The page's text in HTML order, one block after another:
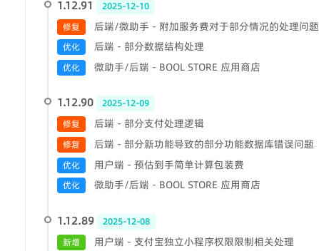
1.12.91
2025-12-10
修复
后端/微助手 - 附加服务费对于部分情况的处理问题
优化 后端 - 部分数据结构处理
优化 微助手/后端 - BOOL STORE 应用商店
1.12.90
2025-12-09
修复
后端 - 部分支付处理逻辑
修复 后端 - 部分新功能导致的部分功能数据库错误问题
优化 用户端 - 预估到手简单计算包装费
优化 微助手/后端 - BOOL STORE 应用商店
1.12.89
2025-12-08
新增
用户端 - 支付宝独立小程序权限限制相关处理